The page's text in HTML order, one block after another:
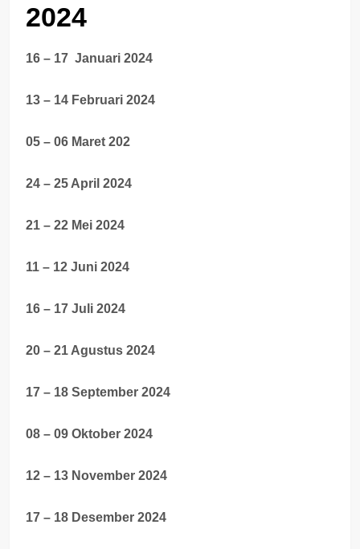
2024
16 – 17 Januari 2024
13 – 14 Februari 2024
05 – 06 Maret 202
24 – 25 April 2024
21 – 22 Mei 2024
11 – 12 Juni 2024
16 – 17 Juli 2024
20 – 21 Agustus 2024
17 – 18 September 2024
08 – 09 Oktober 2024
12 – 13 November 2024
17 – 18 Desember 2024